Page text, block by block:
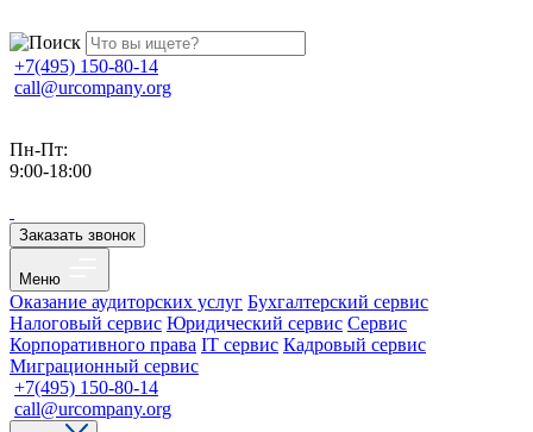
+7(495) 150-80-14
call@urcompany.org
Пн-Пт:
9:00-18:00
Заказать звонок
Меню
Оказание аудиторских услуг Бухгалтерский сервис
Налоговый сервис Юридический сервис Сервис
Корпоративного права IT сервис Кадровый сервис
Миграционный сервис
+7(495) 150-80-14
call@urcompany.org